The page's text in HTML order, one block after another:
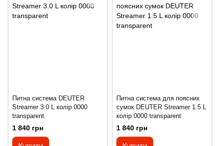
Питна система DEUTER
Streamer 3.0 L колір 0000
transparent
1 840 грн
Питна система для поясних
сумок DEUTER Streamer 1.5 L
колір 0000 transparent
1 840 грн